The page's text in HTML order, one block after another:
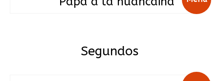
Segundos